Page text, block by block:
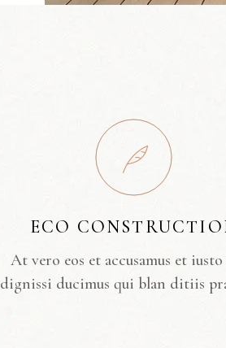
ECO
At vero eos et accusamus et
dignissi ducimus qui blan ditiis